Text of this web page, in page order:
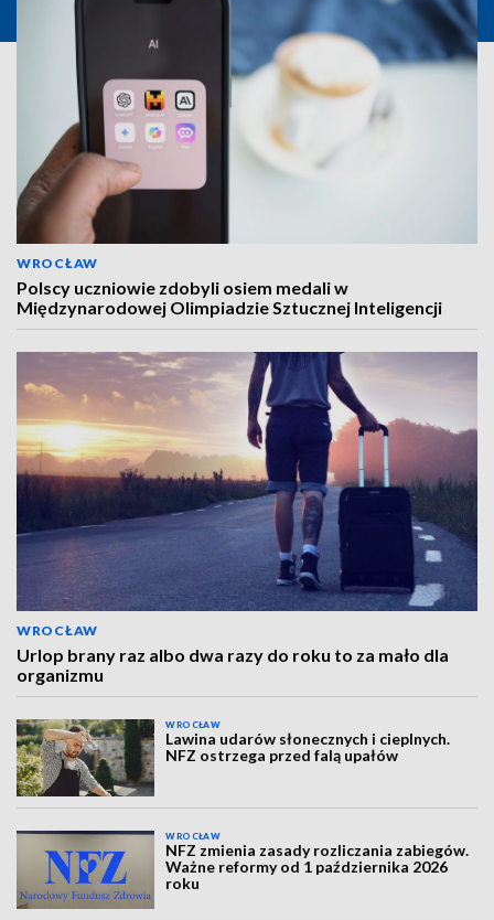
WROCŁAW
Polscy uczniowie zdobyli osiem medali w
Międzynarodowej Olimpiadzie Sztucznej Inteligencji
WROCŁAW
Urlop brany raz albo dwa razy do roku to za mało dla
organizmu
WROCŁAW
Lawina udarów słonecznych i cieplnych.
NFZ ostrzega przed falą upałów
WROCŁAW
NFZ zmienia zasady rozliczania zabiegów.
Ważne reformy od 1 października 2026
roku